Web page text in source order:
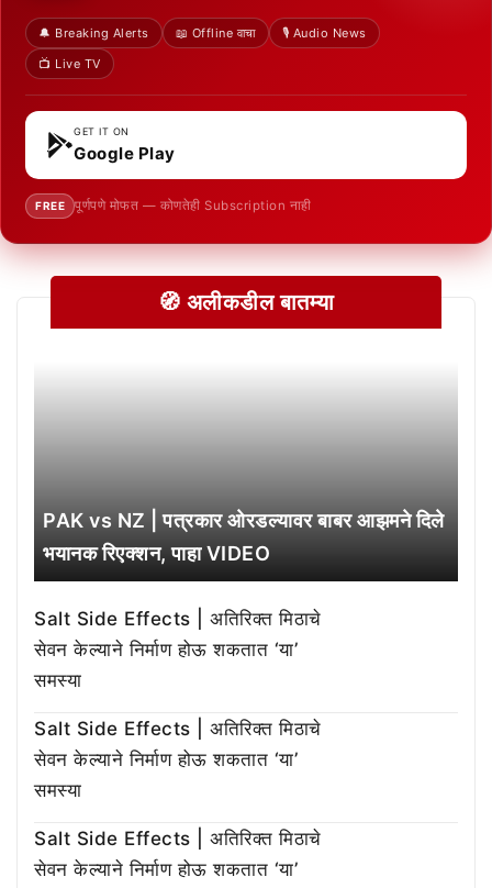
🔔 Breaking Alerts 📖 Offline वाचा
🎙️ Audio News
📺 Live TV
GET IT ON
Google Play
FREE पूर्णपणे मोफत — कोणतेही Subscription नाही
🧭 अलीकडील बातम्या
PAK vs NZ | पत्रकार ओरडल्यावर बाबर आझमने दिले
भयानक रिएक्शन, पाहा VIDEO
Salt Side Effects | अतिरिक्त मिठाचे
सेवन केल्याने निर्माण होऊ शकतात ‘या’
समस्या
Salt Side Effects | अतिरिक्त मिठाचे
सेवन केल्याने निर्माण होऊ शकतात ‘या’
समस्या
Salt Side Effects | अतिरिक्त मिठाचे
सेवन केल्याने निर्माण होऊ शकतात ‘या’